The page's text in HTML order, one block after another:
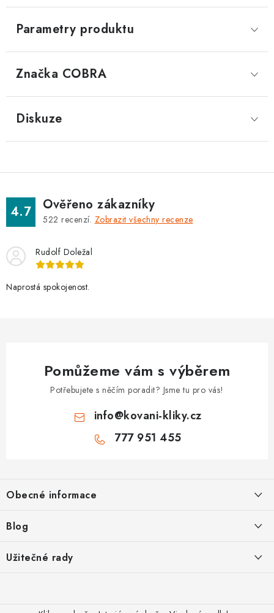
Kontakt O nás OP GDPR
Parametry produktu
Značka COBRA
Diskuze
4.7 Ověřeno zákazníky
522 recenzí. Zobrazit všechny recenze
Rudolf Doležal
Naprostá spokojenost.
Pomůžeme vám s výběrem
Potřebujete s něčím poradit? Jsme tu pro vás!
info@kovani-kliky.cz
777 951 455
p
a
Obecné informace
OP
Blog
Užitečné rady